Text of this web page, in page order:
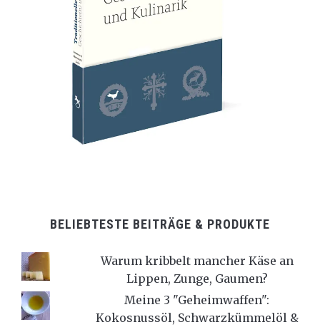
BELIEBTESTE BEITRÄGE & PRODUKTE
Warum kribbelt mancher Käse an
Lippen, Zunge, Gaumen?
Meine 3 "Geheimwaffen":
Kokosnussöl, Schwarzkümmelöl &